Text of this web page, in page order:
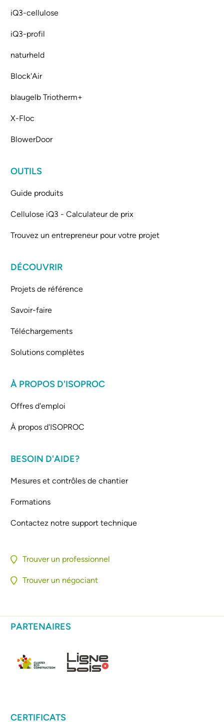
iQ3-cellulose
iQ3-profil
naturheld
Block'Air
blaugelb Triotherm+
X-Floc
BlowerDoor
OUTILS
Guide produits
Cellulose iQ3 - Calculateur de prix
Trouvez un entrepreneur pour votre projet
DÉCOUVRIR
Projets de référence
Savoir-faire
Téléchargements
Solutions complètes
À PROPOS D'ISOPROC
Offres d'emploi
À propos d'ISOPROC
BESOIN D'AIDE?
Mesures et contrôles de chantier
Formations
Contactez notre support technique
Trouver un professionnel
Trouver un négociant
PARTENAIRES
CERTIFICATS